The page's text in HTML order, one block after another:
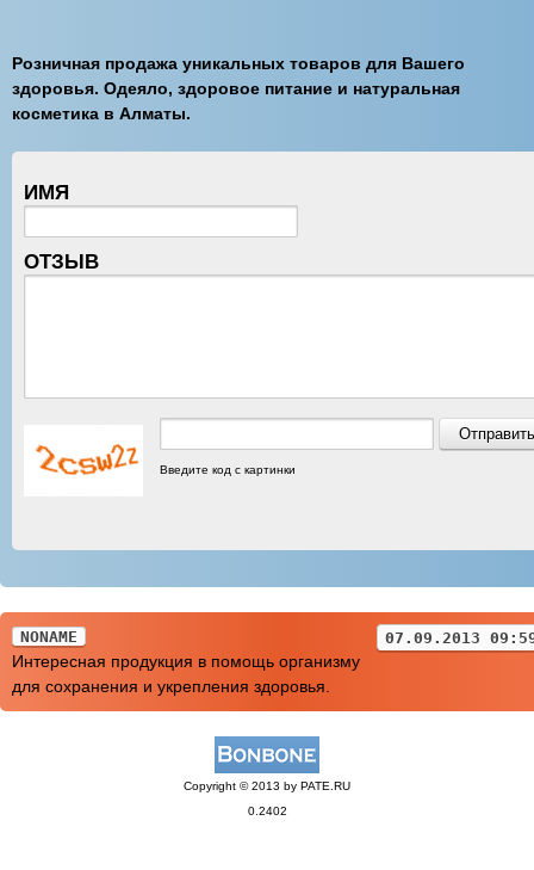
Розничная продажа уникальных товаров для Вашего
здоровья. Одеяло, здоровое питание и натуральная
косметика в Алматы.
ИМЯ
ОТЗЫВ
Введите код с картинки
NONAME 07.09.2013
Интересная продукция в помощь организму
для сохранения и укрепления здоровья.
Copyright © 2013 by PATE.RU
0.2402